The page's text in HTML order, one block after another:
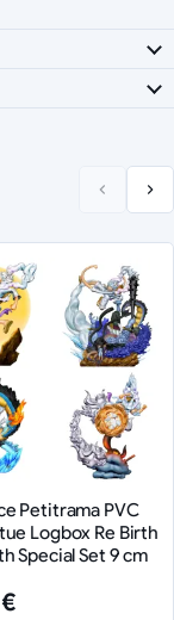
Petitrama PVC
Logbox Re Birth
Special Set 9 cm